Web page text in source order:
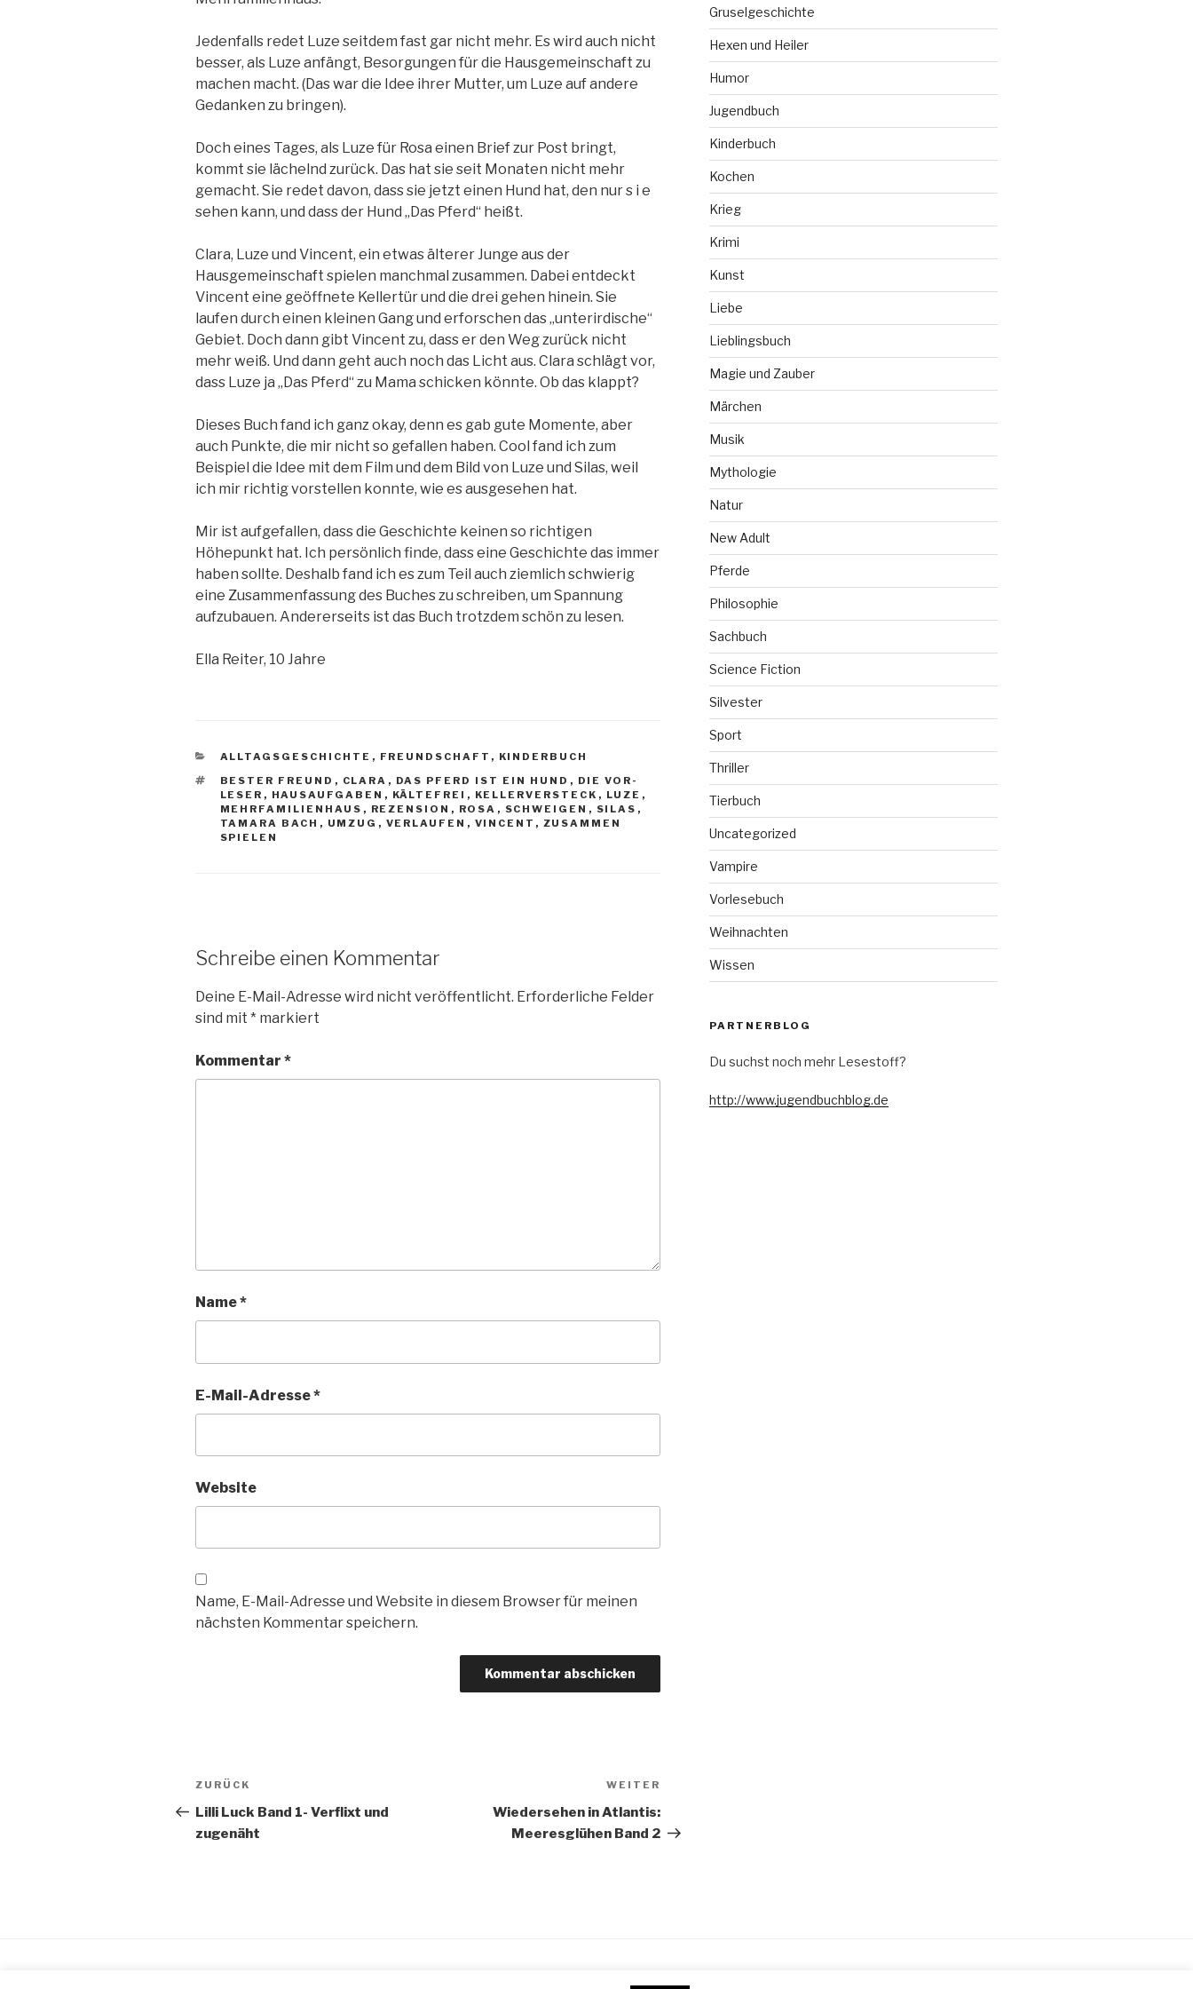
Jedenfalls redet Luze seitdem fast gar nicht mehr. Es wird auch nicht
besser, als Luze anfängt, Besorgungen für die Hausgemeinschaft zu
machen macht. (Das war die Idee ihrer Mutter, um Luze auf andere
Gedanken zu bringen).
Doch eines Tages, als Luze für Rosa einen Brief zur Post bringt,
kommt sie lächelnd zurück. Das hat sie seit Monaten nicht mehr
gemacht. Sie redet davon, dass sie jetzt einen Hund hat, den nur s i e
sehen kann, und dass der Hund „Das Pferd“ heißt.
Clara, Luze und Vincent, ein etwas älterer Junge aus der
Hausgemeinschaft spielen manchmal zusammen. Dabei entdeckt
Vincent eine geöffnete Kellertür und die drei gehen hinein. Sie
laufen durch einen kleinen Gang und erforschen das „unterirdische“
Gebiet. Doch dann gibt Vincent zu, dass er den Weg zurück nicht
mehr weiß. Und dann geht auch noch das Licht aus. Clara schlägt vor,
dass Luze ja „Das Pferd“ zu Mama schicken könnte. Ob das klappt?
Dieses Buch fand ich ganz okay, denn es gab gute Momente, aber
auch Punkte, die mir nicht so gefallen haben. Cool fand ich zum
Beispiel die Idee mit dem Film und dem Bild von Luze und Silas, weil
ich mir richtig vorstellen konnte, wie es ausgesehen hat.
Mir ist aufgefallen, dass die Geschichte keinen so richtigen
Höhepunkt hat. Ich persönlich finde, dass eine Geschichte das immer
haben sollte. Deshalb fand ich es zum Teil auch ziemlich schwierig
eine Zusammenfassung des Buches zu schreiben, um Spannung
aufzubauen. Andererseits ist das Buch trotzdem schön zu lesen.
Ella Reiter, 10 Jahre
KATEGORIEN
ALLTAGSGESCHICHTE , FREUNDSCHAFT , KINDERBUCH
SCHLAGWÖRTER
BESTER FREUND , CLARA , DAS PFERD IST EIN HUND , DIE VOR-
LESER , HAUSAUFGABEN , KÄLTEFREI , KELLERVERSTECK , LUZE ,
MEHRFAMILIENHAUS , REZENSION , ROSA , SCHWEIGEN , SILAS ,
TAMARA BACH , UMZUG , VERLAUFEN , VINCENT , ZUSAMMEN
SPIELEN
Schreibe einen Kommentar
Deine E-Mail-Adresse wird nicht veröffentlicht. Erforderliche Felder
sind mit * markiert
Kommentar *
Name*
E-Mail-Adresse*
Website
Name, E-Mail-Adresse und Website in diesem Browser für meinen
nächsten Kommentar speichern.
Beitragsnavigation
Vorheriger
Beitrag
ZURÜCK
Lilli Luck Band 1- Verflixt und
zugenäht
Beitrag
WEITER
Wiedersehen in Atlantis:
Meeresglühen Band 2
Gruselgeschichte
Hexen und Heiler
Humor
Jugendbuch
Kinderbuch
Kochen
Krieg
Krimi
Kunst
Liebe
Lieblingsbuch
Magie und Zauber
Märchen
Musik
Mythologie
Natur
New Adult
Pferde
Philosophie
Sachbuch
Science Fiction
Silvester
Sport
Thriller
Tierbuch
Uncategorized
Vampire
Vorlesebuch
Weihnachten
Wissen
PARTNERBLOG
Du suchst noch mehr Lesestoff?
http://www.jugendbuchblog.de